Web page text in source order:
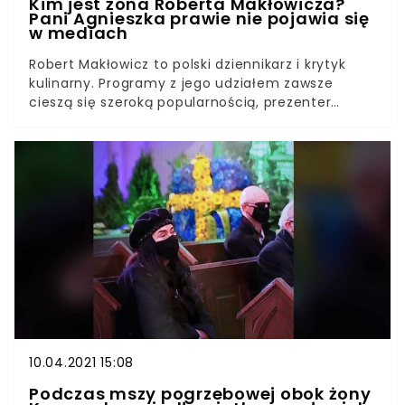
Pani Agnieszka prawie nie pojawia się
w mediach
Robert Makłowicz to polski dziennikarz i krytyk
kulinarny. Programy z jego udziałem zawsze
cieszą się szeroką popularnością, prezenter
o znakomitych potrawach, ale także o historii
regionu, z którego pochodzą. Wiele wiemy o nim,
jednak mało osób ma pojęcie o jego żonie – Pani
Agnieszka to wyjątkowa kobieta. Robert
Makłowicz bardzo rzadko pokazuje się w
towarzystwie pięknej żony. Pani Agnieszka stroni
od mediów mimo tego, że żyje już w związku
małżeńskim ze sławnym dziennikarzem od 30 lat!
10.04.2021 15:08
Podczas mszy pogrzebowej obok żony